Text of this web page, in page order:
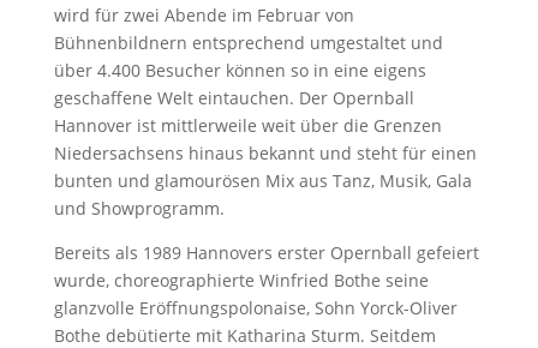
wird für zwei Abende im Februar von
Bühnenbildnern entsprechend umgestaltet und
über 4.400 Besucher können so in eine eigens
geschaffene Welt eintauchen. Der Opernball
Hannover ist mittlerweile weit über die Grenzen
Niedersachsens hinaus bekannt und steht für einen
bunten und glamourösen Mix aus Tanz, Musik, Gala
und Showprogramm.
Bereits als 1989 Hannovers erster Opernball gefeiert
wurde, choreographierte Winfried Bothe seine
glanzvolle Eröffnungspolonaise, Sohn Yorck-Oliver
Bothe debütierte mit Katharina Sturm. Seitdem